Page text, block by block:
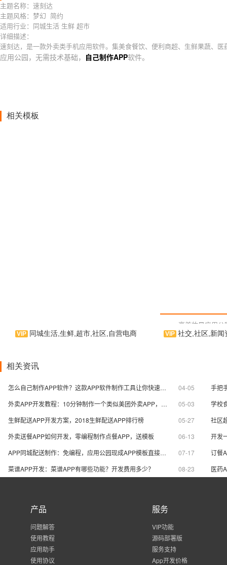
主题名称：速刻达
主题风格：梦幻 简约
适用行业：同城生活 生鲜 超市
详细描述：
速刻达，是一款外卖类手机应用软件。集美食餐饮、便利商超、生鲜果蔬、
应用公园，无需技术基础， 自己制作APP软件。
相关模板
手机应用软件。商超外卖类服务云
应用公园，无需技术基础，自己制
同城生活,生鲜,超市,社区,自营电商
享美妆是应用
用户量身订制的化妆
中，体验到我们作
社交,社区,新闻
相关资讯
怎么自己制作APP软件？这款APP软件制作工具让你快速上手 | 附APP教程
04-05
外卖APP开发教程：10分钟制作一个类似美团外卖APP，无需开发公司
05-03
生鲜配送APP开发方案，2018生鲜配送APP排行榜
05-27
外卖送餐APP如何开发，零编程制作点餐APP，送模板
06-13
开发
APP同城配送制作：免编程，应用公园现成APP模板直接套用
07-17
菜谱APP开发：菜谱APP有哪些功能？开发费用多少？
08-23
产品
问题解答
使用教程
应用助手
使用协议
服务
VIP功能
源码部署版
服务支持
App开发价格